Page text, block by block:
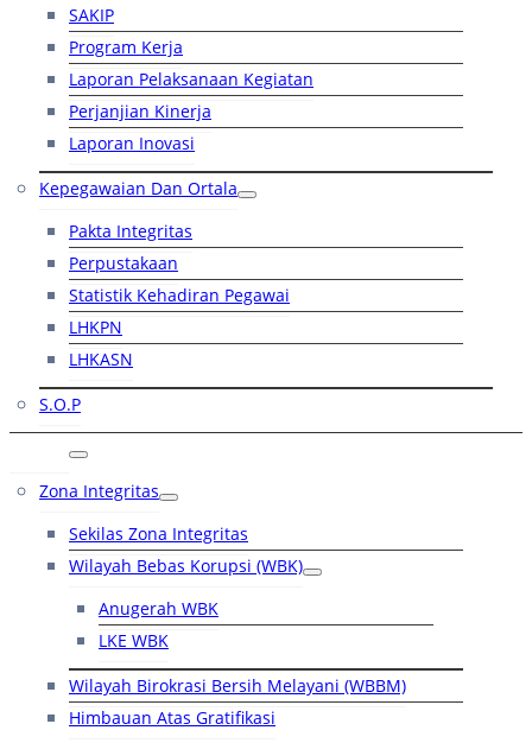
SAKIP
Program Kerja
Laporan Pelaksanaan Kegiatan
Perjanjian Kinerja
Laporan Inovasi
Kepegawaian Dan Ortala
Pakta Integritas
Perpustakaan
Statistik Kehadiran Pegawai
LHKPN
LHKASN
S.O.P
Zona Integritas
Sekilas Zona Integritas
Wilayah Bebas Korupsi (WBK)
Anugerah WBK
LKE WBK
Wilayah Birokrasi Bersih Melayani (WBBM)
Himbauan Atas Gratifikasi